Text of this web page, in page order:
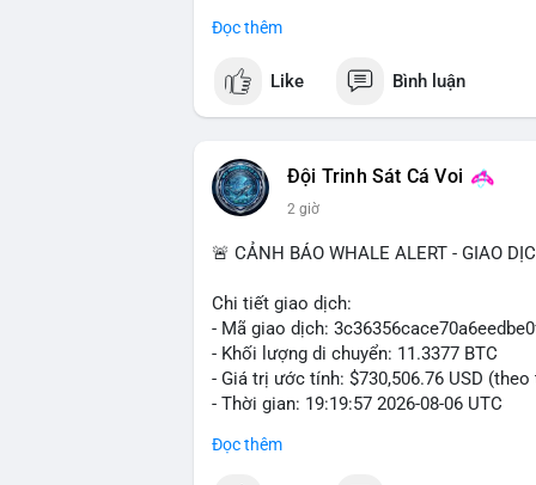
- Vùng Entry: $6.4500 - $6.4800
- Mục tiêu chốt lời (Take Profit - TP):
Lời khuyên quản trị vốn: Khối lượng lệnh
sau khi vào lệnh để bảo vệ tài khoản
#shortavax #avax6450 #bearishavax
Đọc thêm
Like Bình luận
Đội Trinh Sát Cá Voi
2 giờ
🚨 CẢNH BÁO WHALE ALERT - GIAO
Chi tiết giao dịch:
- Mã giao dịch:
- Khối lượng di chuyển: 11.3377 BTC
- Giá trị ước tính: $730,506.76 USD (theo
- Thời gian: 19:19:57 2026-08-06 UTC
Giao dịch 11.3377 BTC trị giá hơn 730
Đọc thêm